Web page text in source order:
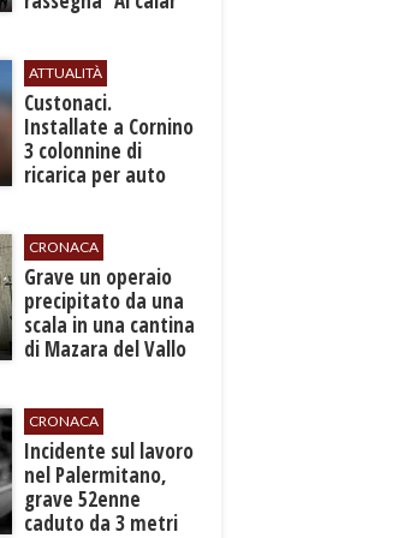
ATTUALITÀ
Custonaci.
Installate a Cornino
3 colonnine di
ricarica per auto
CRONACA
​Grave un operaio
precipitato da una
scala in una cantina
di Mazara del Vallo
CRONACA
​Incidente sul lavoro
nel Palermitano,
grave 52enne
caduto da 3 metri